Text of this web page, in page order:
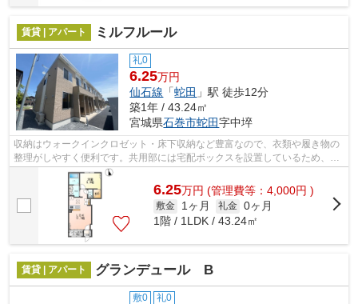
賃貸 | アパート ミルフルール
礼0
6.25万円
仙石線 「蛇田 」駅 徒歩12分
築1年 / 43.24㎡
宮城県石巻市蛇田字中埣
収納はウォークインクロゼット・床下収納など豊富なので、衣類や履き物の
整理がしやすく便利です。共用部には宅配ボックスを設置しているため、家
で何時間も待機する必要がありません...
6.25万円 (管理費等：4,000円 )
敷金 1ヶ月 礼金 0ヶ月
1階 / 1LDK / 43.24㎡
賃貸 | アパート グランデュール B
敷0 礼0